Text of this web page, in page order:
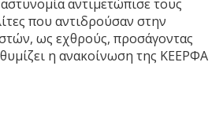
αντιμετώπισε τους
που αντιδρούσαν στην
ως εχθρούς, προσάγοντας
η ανακοίνωση της ΚΕΕΡΦΑ